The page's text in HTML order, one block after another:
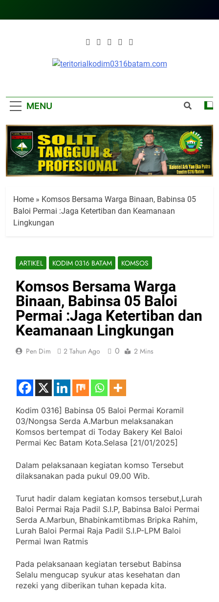
MENU
Home » Komsos Bersama Warga Binaan, Babinsa 05
Baloi Permai :Jaga Ketertiban dan Keamanaan
Lingkungan
ARTIKEL KODIM 0316 BATAM KOMSOS
Komsos Bersama Warga
Binaan, Babinsa 05 Baloi
Permai :Jaga Ketertiban dan
Keamanaan Lingkungan
Pen Dim 2 Tahun Ago 0 2 Mins
Kodim 0316] Babinsa 05 Baloi Permai Koramil
03/Nongsa Serda A.Marbun melaksanakan
Komsos bertempat di Today Bakery Kel Baloi
Permai Kec Batam Kota.Selasa [21/01/2025]
Dalam pelaksanaan kegiatan komso Tersebut
dilaksanakan pada pukul 09.00 Wib.
Turut hadir dalam kegiatan komsos tersebut,Lurah
Baloi Permai Raja Padil S.I.P, Babinsa Baloi Permai
Serda A.Marbun, Bhabinkamtibmas Bripka Rahim,
Lurah Baloi Permai Raja Padil S.I.P-LPM Baloi
Permai Iwan Ratmis
Pada pelaksanaan kegiatan tersebut Babinsa
Selalu mengucap syukur atas kesehatan dan
rezeki yang diberikan tuhan kepada kita.